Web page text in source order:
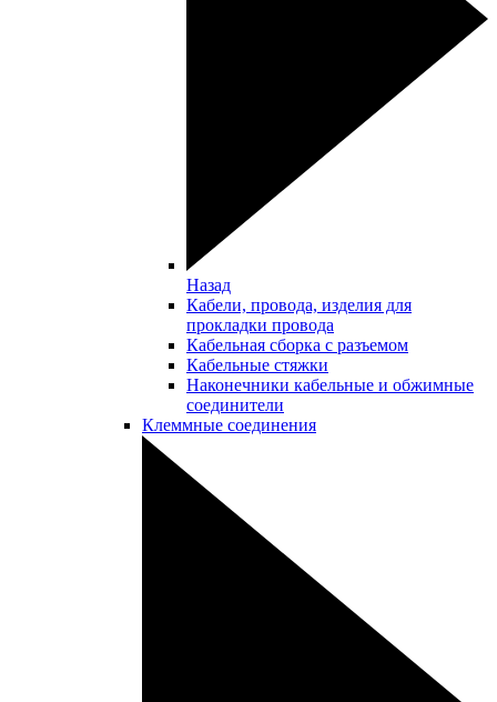
Назад
Кабели, провода, изделия для
прокладки провода
Кабельная сборка с разъемом
Кабельные стяжки
Наконечники кабельные и обжимные
соединители
Клеммные соединения